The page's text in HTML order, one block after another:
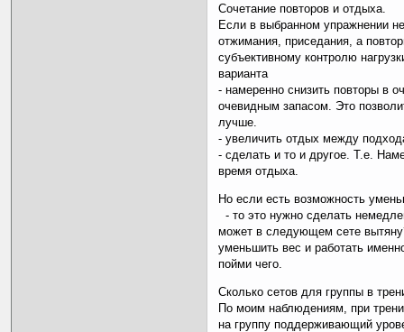
Сочетание повторов и отдыха.
Если в выбранном упражнении
отжимания, приседания, а
субъективному контролю
варианта
- намеренно снизить повторы в
очевидным запасом. Это
лучше.
- увеличить отдых между
- сделать и то и другое. Т.е.
время отдыха.
Но если есть возможность
- то это нужно сделать
может в следующем сете
уменьшить вес и работать
пойми чего.
Сколько сетов для группы в
По моим наблюдениям, при
на группу поддерживающий